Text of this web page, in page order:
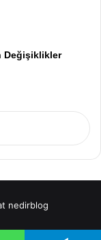
Değişiklikler
nedirblog